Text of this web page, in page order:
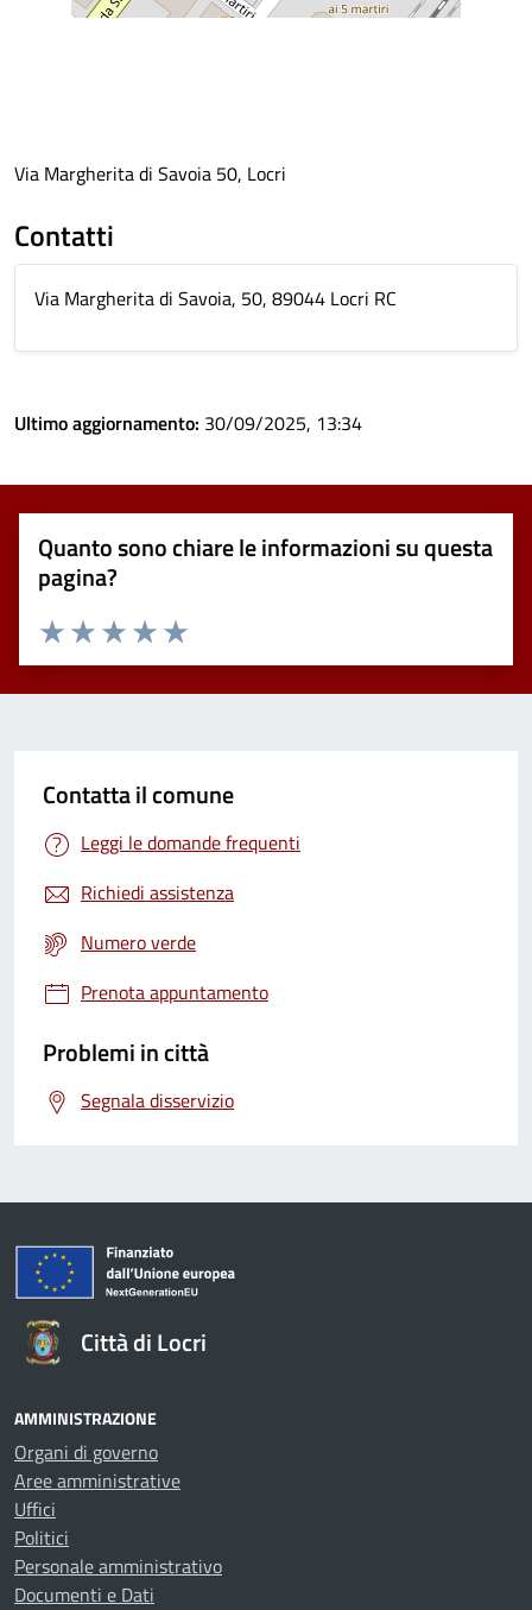
Via Margherita di Savoia 50, Locri
Contatti
Via Margherita di Savoia, 50, 89044 Locri RC
Ultimo aggiornamento: 30/09/2025, 13:34
Quanto sono chiare le informazioni su questa
pagina?
Valuta 5 stelle su 5
Valuta 4 stelle su 5
Valuta 3 stelle su 5
Valuta 2 stelle su 5
Valuta 1 stelle su 5
Contatta il comune
Leggi le domande frequenti
Richiedi assistenza
Numero verde
Prenota appuntamento
Problemi in città
Segnala disservizio
Città di Locri
AMMINISTRAZIONE
Organi di governo
Aree amministrative
Uffici
Politici
Personale amministrativo
Documenti e Dati